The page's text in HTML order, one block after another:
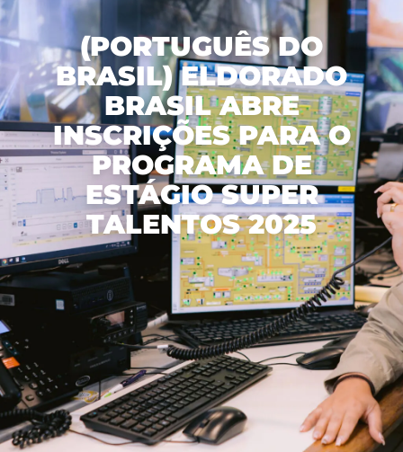
Cookies Estritamente Necessários
Necessários para o funcionamento do site e
segurança da navegação.
Cookies de Desempenho/Performance
Permitem analisar acessos e
comportamento de navegação para
melhorar a performance do site.
Recusar não essenciais
Aceitar todos
Salvar preferências
巴西埃尔多拉多（ELDORADO BRASIL）
公司
历史沿革
我们的文化
立足
业务、绩效和创新
我们的纸浆
生产链
林区
工业
可再生能源发电
综合物流
创新
EBLOG
Tabela de Preços
可持续性
可持续经营
废物管理
水资源
生物多样性
绿色能源
社区行动
巴西埃尔多拉多（Eldorado Brasil）在社区
软件
治理
管理模式
诚信计划
巴西埃尔多拉多
About Ethics Line
计划
内部控制
Hotline Channel
与投资者的关系
财务报表
资产负债表
对市场的公告
请与投资者关系人员联系
与我们共事
我们的人员
招聘信息
我想成为供应商
通信室
内容中心
媒体工具包
新闻稿
中文
PT
(PORTUGUÊS DO
BRASIL) ELDORADO
BRASIL ABRE
INSCRIÇÕES PARA O
PROGRAMA DE
ESTÁGIO SUPER
TALENTOS 2025